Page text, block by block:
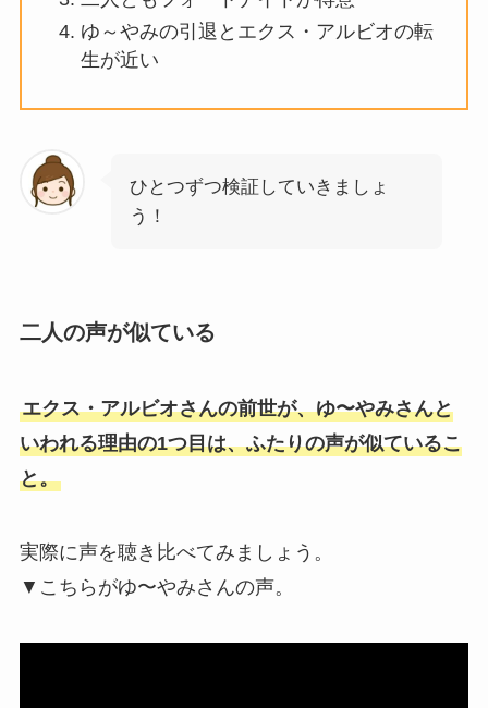
ゆ～やみの引退とエクス・アルビオの転
生が近い
ひとつずつ検証していきましょ
う！
二人の声が似ている
エクス・アルビオさんの前世が、ゆ〜やみさんと
いわれる理由の1つ目は、ふたりの声が似ているこ
と。
実際に声を聴き比べてみましょう。
▼こちらがゆ〜やみさんの声。